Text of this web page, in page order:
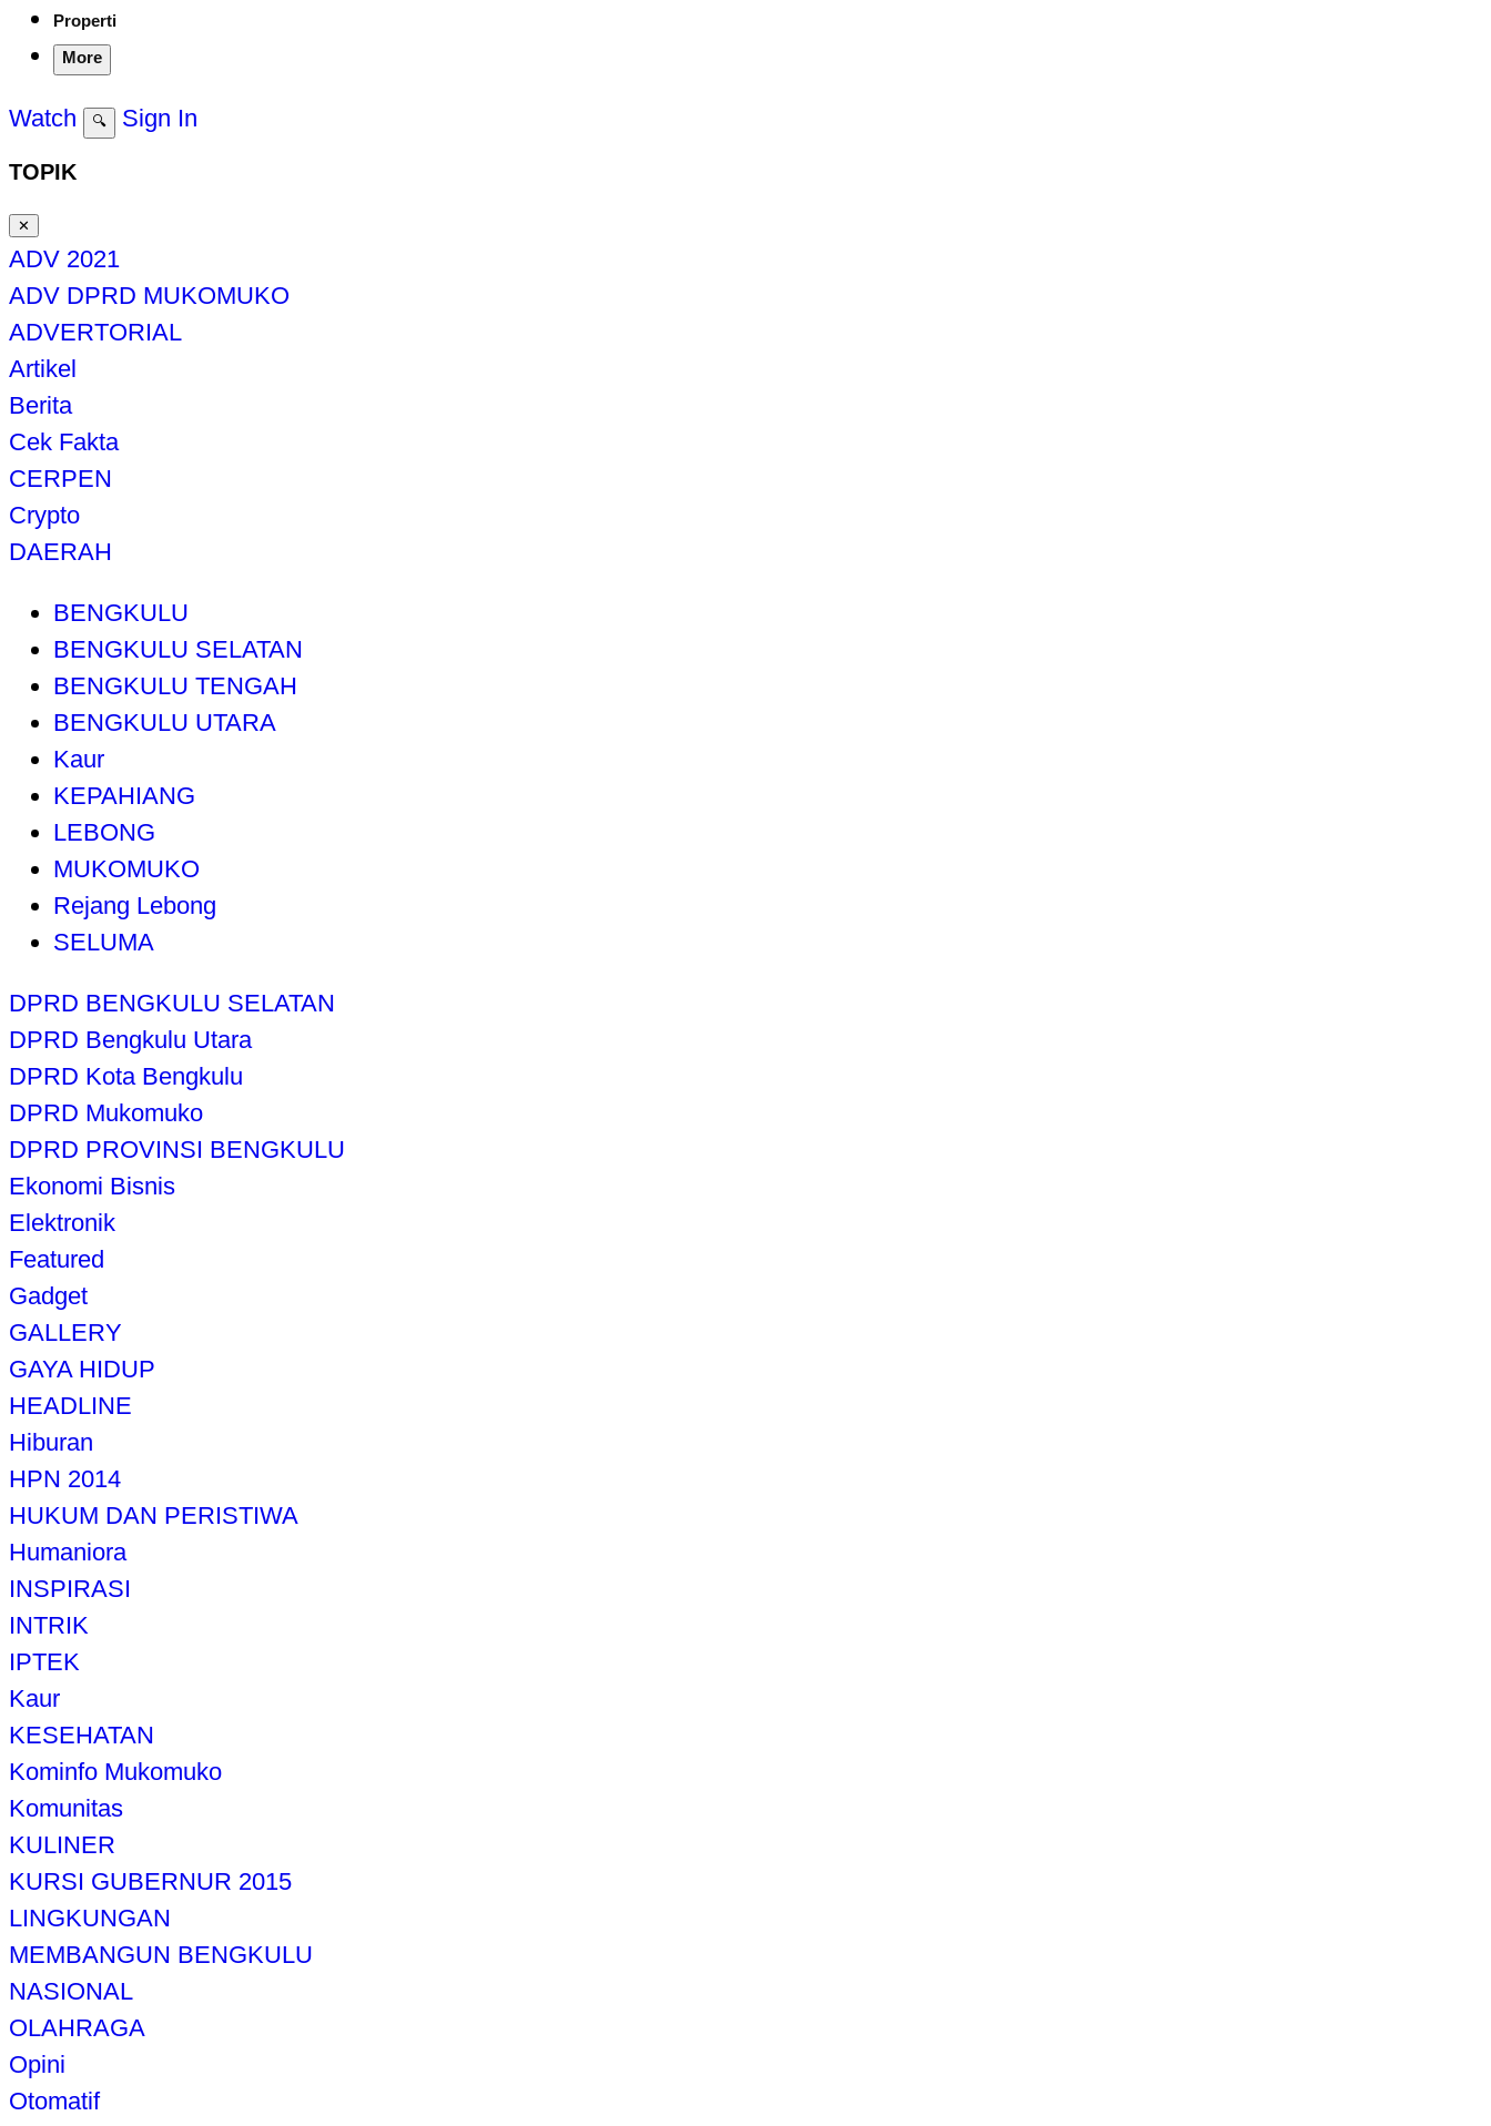
Properti
More
Watch 🔍 Sign In
TOPIK
✕
ADV 2021
ADV DPRD MUKOMUKO
ADVERTORIAL
Artikel
Berita
Cek Fakta
CERPEN
Crypto
DAERAH
BENGKULU
BENGKULU SELATAN
BENGKULU TENGAH
BENGKULU UTARA
Kaur
KEPAHIANG
LEBONG
MUKOMUKO
Rejang Lebong
SELUMA
DPRD BENGKULU SELATAN
DPRD Bengkulu Utara
DPRD Kota Bengkulu
DPRD Mukomuko
DPRD PROVINSI BENGKULU
Ekonomi Bisnis
Elektronik
Featured
Gadget
GALLERY
GAYA HIDUP
HEADLINE
Hiburan
HPN 2014
HUKUM DAN PERISTIWA
Humaniora
INSPIRASI
INTRIK
IPTEK
Kaur
KESEHATAN
Kominfo Mukomuko
Komunitas
KULINER
KURSI GUBERNUR 2015
LINGKUNGAN
MEMBANGUN BENGKULU
NASIONAL
OLAHRAGA
Opini
Otomatif